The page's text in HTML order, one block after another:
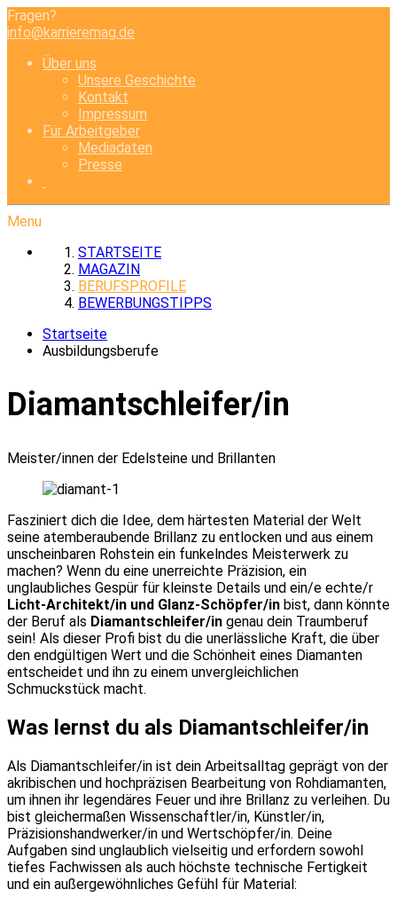
Fragen?
info@karrieremag.de
Über uns
Unsere Geschichte
Kontakt
Impressum
Für Arbeitgeber
Mediadaten
Presse
Menu
STARTSEITE
MAGAZIN
BERUFSPROFILE
BEWERBUNGSTIPPS
Startseite
Ausbildungsberufe
Diamantschleifer/in
Meister/innen der Edelsteine und Brillanten
Fasziniert dich die Idee, dem härtesten Material der Welt
seine atemberaubende Brillanz zu entlocken und aus einem
unscheinbaren Rohstein ein funkelndes Meisterwerk zu
machen? Wenn du eine unerreichte Präzision, ein
unglaubliches Gespür für kleinste Details und ein/e echte/r
Licht-Architekt/in und Glanz-Schöpfer/in bist, dann könnte
der Beruf als Diamantschleifer/in genau dein Traumberuf
sein! Als dieser Profi bist du die unerlässliche Kraft, die über
den endgültigen Wert und die Schönheit eines Diamanten
entscheidet und ihn zu einem unvergleichlichen
Schmuckstück macht.
Was lernst du als Diamantschleifer/in
Als Diamantschleifer/in ist dein Arbeitsalltag geprägt von der
akribischen und hochpräzisen Bearbeitung von Rohdiamanten,
um ihnen ihr legendäres Feuer und ihre Brillanz zu verleihen. Du
bist gleichermaßen Wissenschaftler/in, Künstler/in,
Präzisionshandwerker/in und Wertschöpfer/in. Deine
Aufgaben sind unglaublich vielseitig und erfordern sowohl
tiefes Fachwissen als auch höchste technische Fertigkeit
und ein außergewöhnliches Gefühl für Material: